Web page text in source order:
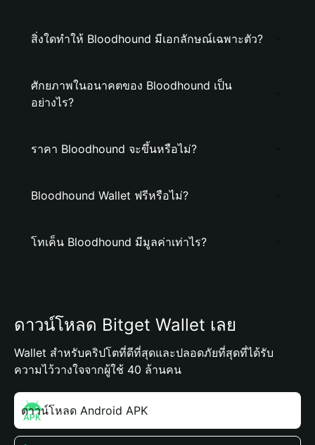
สิ่งใดทำให้ Bloodhound มีเอกลักษณ์เฉพาะตัว?
ศักยภาพในอนาคตของ Bloodhound เป็น
อย่างไร?
ราคา Bloodhound จะขึ้นหรือไม่?
Bloodhound Wallet ฟรีหรือไม่?
โทเค็น Bloodhound มีมูลค่าเท่าไร?
ดาวน์โหลด Bitget Wallet เลย
Wallet สำหรับคริปโตที่ดีที่สุดและปลอดภัยที่สุดที่ได้รับ
ความไว้วางใจจากผู้ใช้ 40 ล้านคน
ดาวน์โหลด Android APK